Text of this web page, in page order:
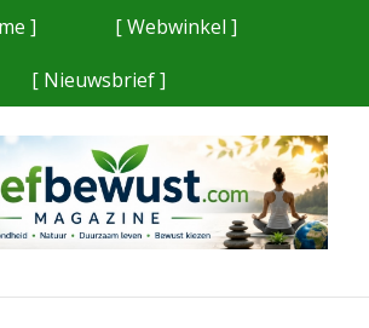
]
[ Webwinkel ]
[ Nieuwsbrief ]